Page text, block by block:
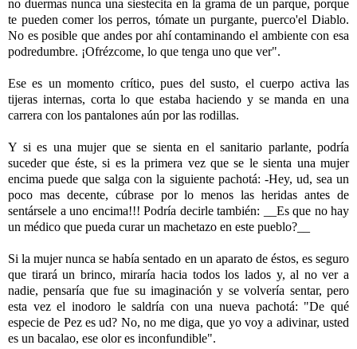
no duermas nunca una siestecita en la grama de un parque, porque
te pueden comer los perros, tómate un purgante, puerco'el Diablo.
No es posible que andes por ahí contaminando el ambiente con esa
podredumbre. ¡Ofrézcome, lo que tenga uno que ver".
Ese es un momento crítico, pues del susto, el cuerpo activa las
tijeras internas, corta lo que estaba haciendo y se manda en una
carrera con los pantalones aún por las rodillas.
Y si es una mujer que se sienta en el sanitario parlante, podría
suceder que éste, si es la primera vez que se le sienta una mujer
encima puede que salga con la siguiente pachotá: -Hey, ud, sea un
poco mas decente, cúbrase por lo menos las heridas antes de
sentársele a uno encima!!! Podría decirle también: __Es que no hay
un médico que pueda curar un machetazo en este pueblo?__
Si la mujer nunca se había sentado en un aparato de éstos, es seguro
que tirará un brinco, miraría hacia todos los lados y, al no ver a
nadie, pensaría que fue su imaginación y se volvería sentar, pero
esta vez el inodoro le saldría con una nueva pachotá: "De qué
especie de Pez es ud? No, no me diga, que yo voy a adivinar, usted
es un bacalao, ese olor es inconfundible".